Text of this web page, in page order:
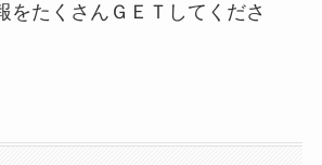
をたくさんＧＥＴしてくださ